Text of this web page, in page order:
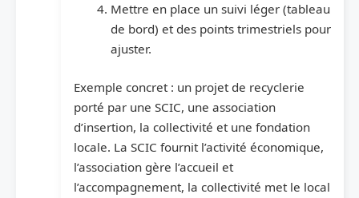
Mettre en place un suivi léger (tableau
de bord) et des points trimestriels pour
ajuster.
Exemple concret : un projet de recyclerie
porté par une SCIC, une association
d’insertion, la collectivité et une fondation
locale. La SCIC fournit l’activité économique,
l’association gère l’accueil et
l’accompagnement, la collectivité met le local